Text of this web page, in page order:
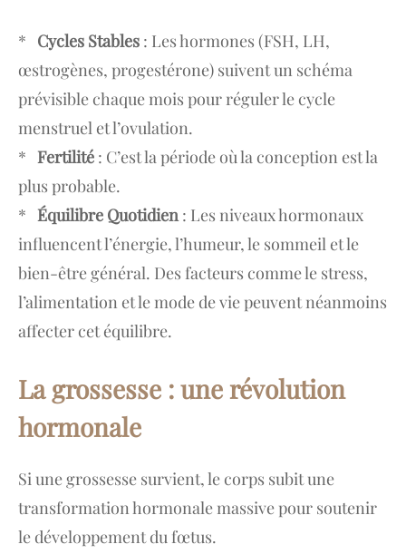
* Cycles Stables : Les hormones (FSH, LH,
œstrogènes, progestérone) suivent un schéma
prévisible chaque mois pour réguler le cycle
menstruel et l’ovulation.
* Fertilité : C’est la période où la conception est la
plus probable.
* Équilibre Quotidien: Les niveaux hormonaux
influencent l’énergie, l’humeur, le sommeil et le
bien-être général. Des facteurs comme le stress,
l’alimentation et le mode de vie peuvent néanmoins
affecter cet équilibre.
La grossesse : une révolution
hormonale
Si une grossesse survient, le corps subit une
transformation hormonale massive pour soutenir
le développement du fœtus.